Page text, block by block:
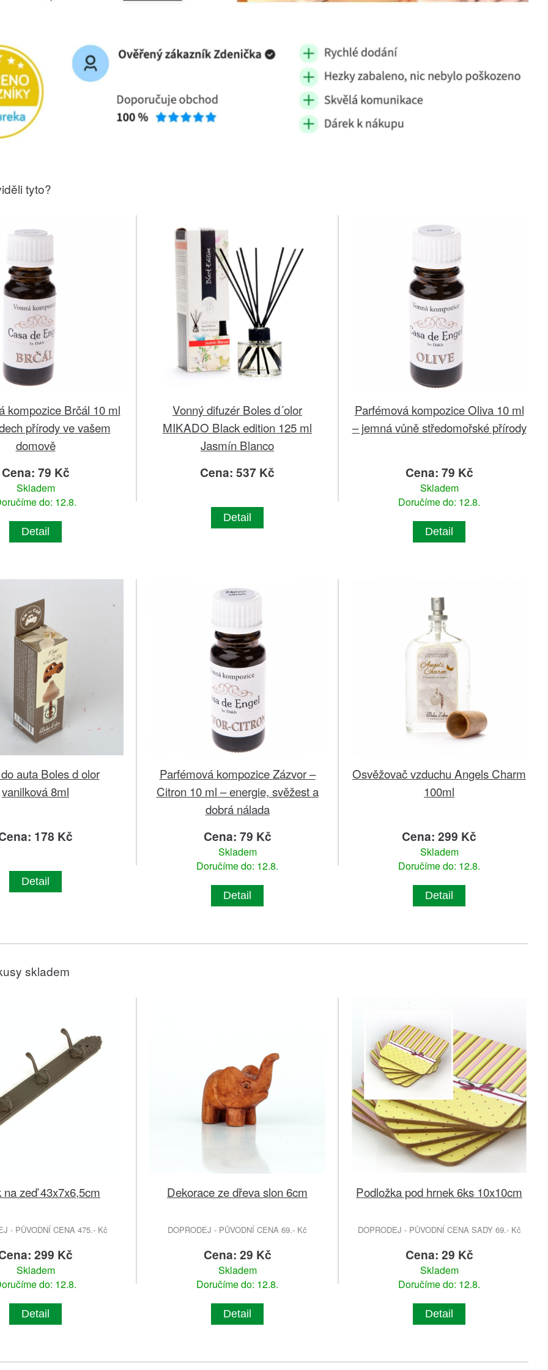
tyto?
kompozice Brčál 10 ml
přírody ve vašem
domově
Cena: 79 Kč
Skladem
do: 12.8.
Detail
Vonný difuzér Boles d´olor
MIKADO Black edition 125 ml
Jasmín Blanco
Cena: 537 Kč
Detail
Parfémová kompozice Oliva 10 ml
– jemná vůně středomořské přírody
Cena: 79 Kč
Skladem
Doručíme do: 12.8.
Detail
auta Boles d olor
vanilková 8ml
178 Kč
Detail
Parfémová kompozice Zázvor –
Citron 10 ml – energie, svěžest a
dobrá nálada
Cena: 79 Kč
Skladem
Doručíme do: 12.8.
Detail
Osvěžovač vzduchu Angels Charm
100ml
Cena: 299 Kč
Skladem
Doručíme do: 12.8.
Detail
skladem
na zeď 43x7x6,5cm
- PŮVODNÍ CENA 475.- Kč
299 Kč
Skladem
do: 12.8.
Detail
Dekorace ze dřeva slon 6cm
DOPRODEJ - PŮVODNÍ CENA 69.- Kč
Cena: 29 Kč
Skladem
Doručíme do: 12.8.
Detail
Podložka pod hrnek 6ks 10x10cm
DOPRODEJ - PŮVODNÍ CENA SADY 69.- Kč
Cena: 29 Kč
Skladem
Doručíme do: 12.8.
Detail